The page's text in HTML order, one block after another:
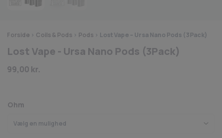
Forside > Coils & Pods > Pods > Lost Vape – Ursa Nano Pods (3Pack)
Lost Vape - Ursa Nano Pods (3Pack)
99,00 kr.
Ohm